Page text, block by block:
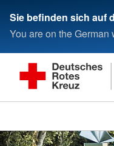
Sie befinden sich auf
You are on the